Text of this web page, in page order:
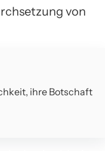
von
ihre Botschaft